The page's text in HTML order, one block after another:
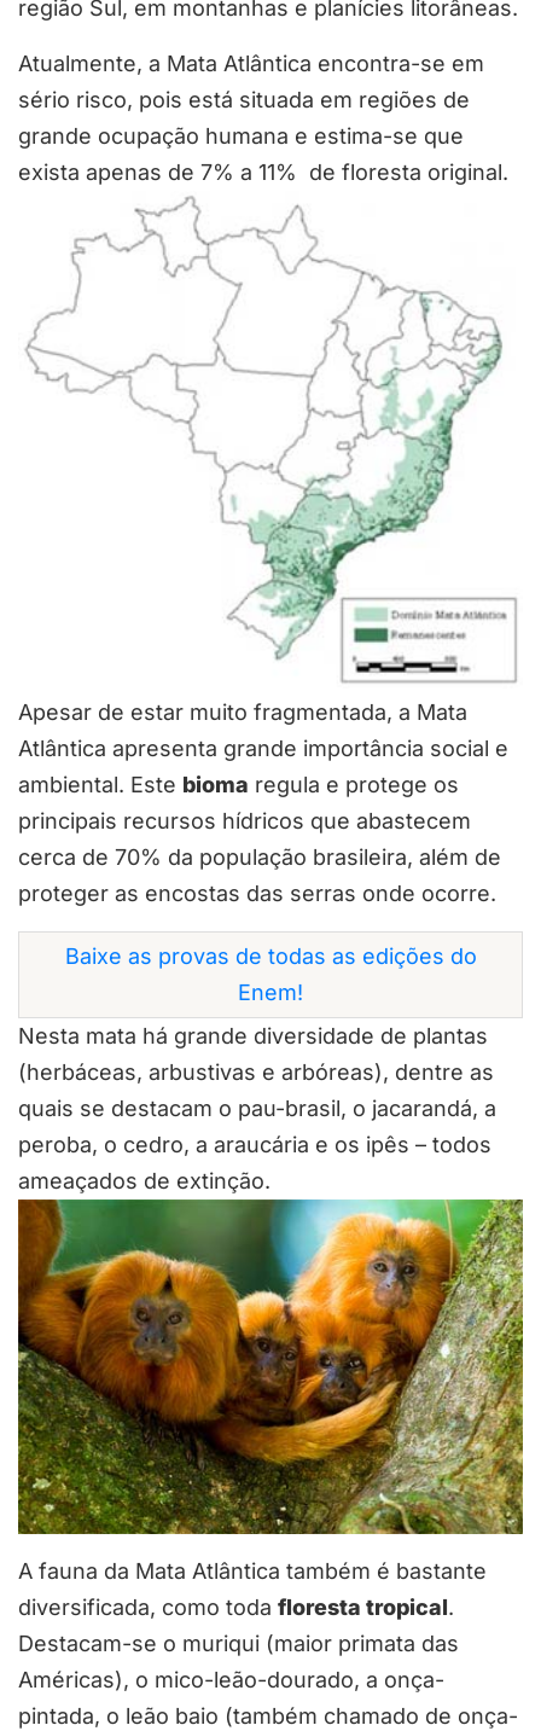
região Sul, em montanhas e planícies litorâneas.
Atualmente, a Mata Atlântica encontra-se em
sério risco, pois está situada em regiões de
grande ocupação humana e estima-se que
exista apenas de 7% a 11% de floresta original.
Apesar de estar muito fragmentada, a Mata
Atlântica apresenta grande importância social e
ambiental. Este bioma regula e protege os
principais recursos hídricos que abastecem
cerca de 70% da população brasileira, além de
proteger as encostas das serras onde ocorre.
Baixe as provas de todas as edições do
Enem!
Nesta mata há grande diversidade de plantas
(herbáceas, arbustivas e arbóreas), dentre as
quais se destacam o pau-brasil, o jacarandá, a
peroba, o cedro, a araucária e os ipês – todos
ameaçados de extinção.
A fauna da Mata Atlântica também é bastante
diversificada, como toda floresta tropical.
Destacam-se o muriqui (maior primata das
Américas), o mico-leão-dourado, a onça-
pintada, o leão baio (também chamado de onça-